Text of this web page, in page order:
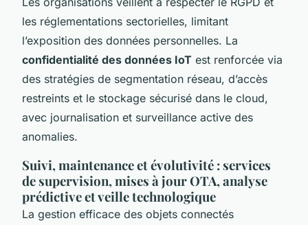
les réglementations sectorielles, limitant
l’exposition des données personnelles. La
confidentialité des données IoT est renforcée via
des stratégies de segmentation réseau, d’accès
restreints et le stockage sécurisé dans le cloud,
avec journalisation et surveillance active des
anomalies.
Suivi, maintenance et évolutivité : services
de supervision, mises à jour OTA, analyse
prédictive et veille technologique
La gestion efficace des objets connectés